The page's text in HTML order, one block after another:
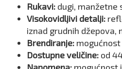
Rukavi: dugi, manžetne
Visokovidljivi detalji:
iznad grudnih džepova,
Brendiranje:
Dostupne veličine: od